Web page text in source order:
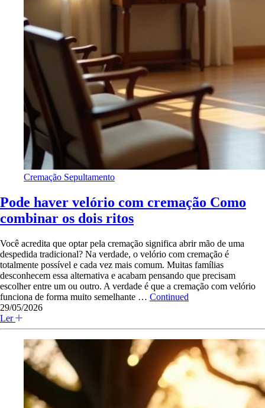
Cremação Sepultamento
Pode haver velório com cremação Como
combinar os dois ritos
Você acredita que optar pela cremação significa abrir mão de uma
despedida tradicional? Na verdade, o velório com cremação é
totalmente possível e cada vez mais comum. Muitas famílias
desconhecem essa alternativa e acabam pensando que precisam
escolher entre um ou outro. A verdade é que a cremação com velório
funciona de forma muito semelhante … Continued
29/05/2026
Ler